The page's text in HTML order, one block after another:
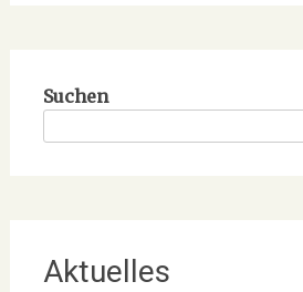
Suchen
Aktuelles